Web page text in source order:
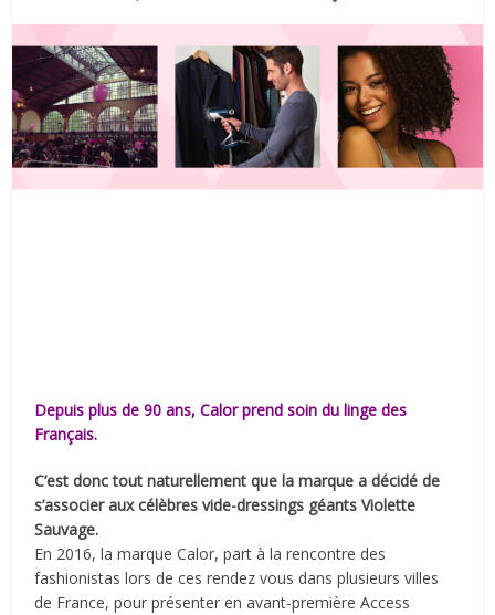
Depuis plus de 90 ans, Calor prend soin du linge des
Français.
C’est donc tout naturellement que la marque a décidé de
s’associer aux célèbres vide-dressings géants Violette
Sauvage.
En 2016, la marque Calor, part à la rencontre des
fashionistas lors de ces rendez vous dans plusieurs villes
de France, pour présenter en avant-première Access